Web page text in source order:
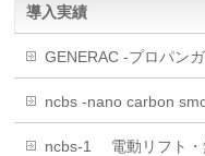
導入実績
GENERAC -プロパン
ncbs -nano carbon
ncbs-1 電動リフト・